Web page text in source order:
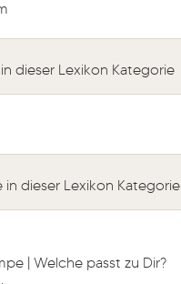
dieser Lexikon Kategorie
in dieser Lexikon Kategorie
| Welche passt zu Dir?